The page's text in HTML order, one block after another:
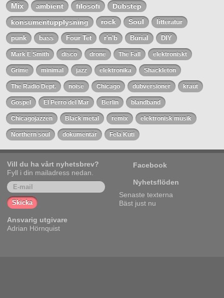
Mix
ambient filosofi
Dubstep
konsumentupplysning
rock Soul litteratur
punk bass Four Tet r'n'b Burial DIY
Mark E Smith disco drone The Fall elektroniskt
Grime minimal jazz elektronika Shackleton
The Radio Dept. noise Chicago dubversioner kraut
Gospel El Perro del Mar Berlin blandband
Chicagojazzen Black metal remix elektronisk musik
Northern soul dokumentär Fela Kuti
Vill du ha vårt nyhetsbrev?
Fyll i din mailadress nedan.
Ansvarig utgivare
Adrian Hörnquist
Facebook
Nyhetsflöden
Senaste texterna
Bäst just nu